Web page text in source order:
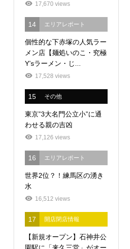
17,670 views
14 エリアレポート
個性的な下赤塚の人気ラー
メン店【麺処いのこ・究極
Y’sラーメン・じ...
17,528 views
15 その他
東京”3大名門公立小”に通
わせる親の吉凶
17,126 views
16 エリアレポート
世界2位？！練馬区の湧き
水
16,512 views
17 開店閉店情報
【新規オープン】石神井公